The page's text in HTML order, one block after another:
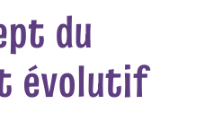
du
évolutif